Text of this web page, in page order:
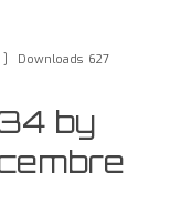
Downloads 627
by